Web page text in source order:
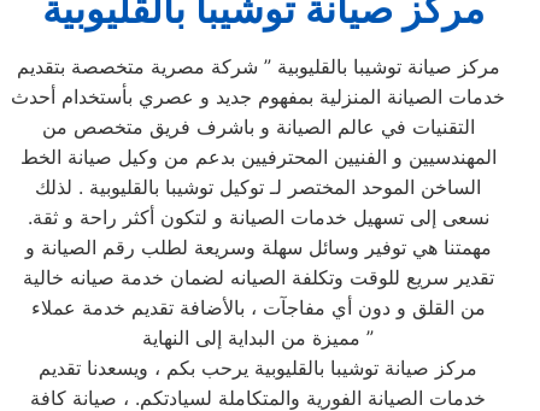
مركز صيانة توشيبا بالقليوبية ” شركة مصرية متخصصة بتقديم
خدمات الصيانة المنزلية بمفهوم جديد و عصري بأستخدام أحدث
التقنيات في عالم الصيانة و باشرف فريق متخصص من
المهندسيين و الفنيين المحترفيين بدعم من وكيل صيانة الخط
الساخن الموحد المختصر لـ توكيل توشيبا بالقليوبية . لذلك
نسعى إلى تسهيل خدمات الصيانة و لتكون أكثر راحة و ثقة.
مهمتنا هي توفير وسائل سهلة وسريعة لطلب رقم الصيانة و
تقدير سريع للوقت وتكلفة الصيانه لضمان خدمة صيانه خالية
من القلق و دون أي مفاجآت ، بالأضافة تقديم خدمة عملاء
مميزة من البداية إلى النهاية ”
مركز صيانة توشيبا بالقليوبية يرحب بكم ، ويسعدنا تقديم
خدمات الصيانة الفورية والمتكاملة لسيادتكم. ، صيانة كافة